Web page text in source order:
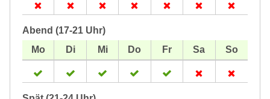
Abend (17-21 Uhr)